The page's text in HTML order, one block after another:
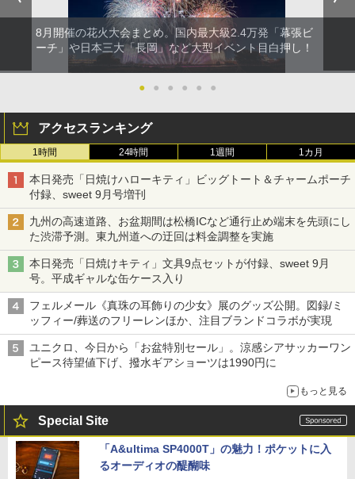
8月開催の花火大会まとめ。国内最大級2.4万発「幕張ビ
ーチ」や日本三大「長岡」など大型イベント目白押し！
● ● ● ● ● ●
アクセスランキング
1時間 24時間 1週間 1カ月
本日発売「日焼けハローキティ」ビッグトート＆チャームポーチ
付録、sweet 9月号増刊
九州の高速道路、お盆期間は松橋ICなど通行止め端末を先頭にし
た渋滞予測。東九州道への迂回は料金調整を実施
本日発売「日焼けキティ」文具9点セットが付録、sweet 9月
号。平成ギャルな缶ケース入り
フェルメール《真珠の耳飾りの少女》展のグッズ公開。図録/ミ
ッフィー/葬送のフリーレンほか、注目ブランドコラボが実現
ユニクロ、今日から「お盆特別セール」。涼感シアサッカーワン
ピース待望値下げ、撥水ギアショーツは1990円に
もっと見る
Special Site
「A&ultima SP4000T」の魅力！ポケットに入
るオーディオの醍醐味